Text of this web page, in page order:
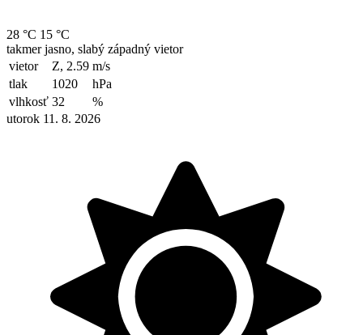
28 °C 15 °C
takmer jasno, slabý západný vietor
vietor
Z, 2.59 m/s
tlak
1020
hPa
vlhkosť 32
%
utorok 11. 8. 2026